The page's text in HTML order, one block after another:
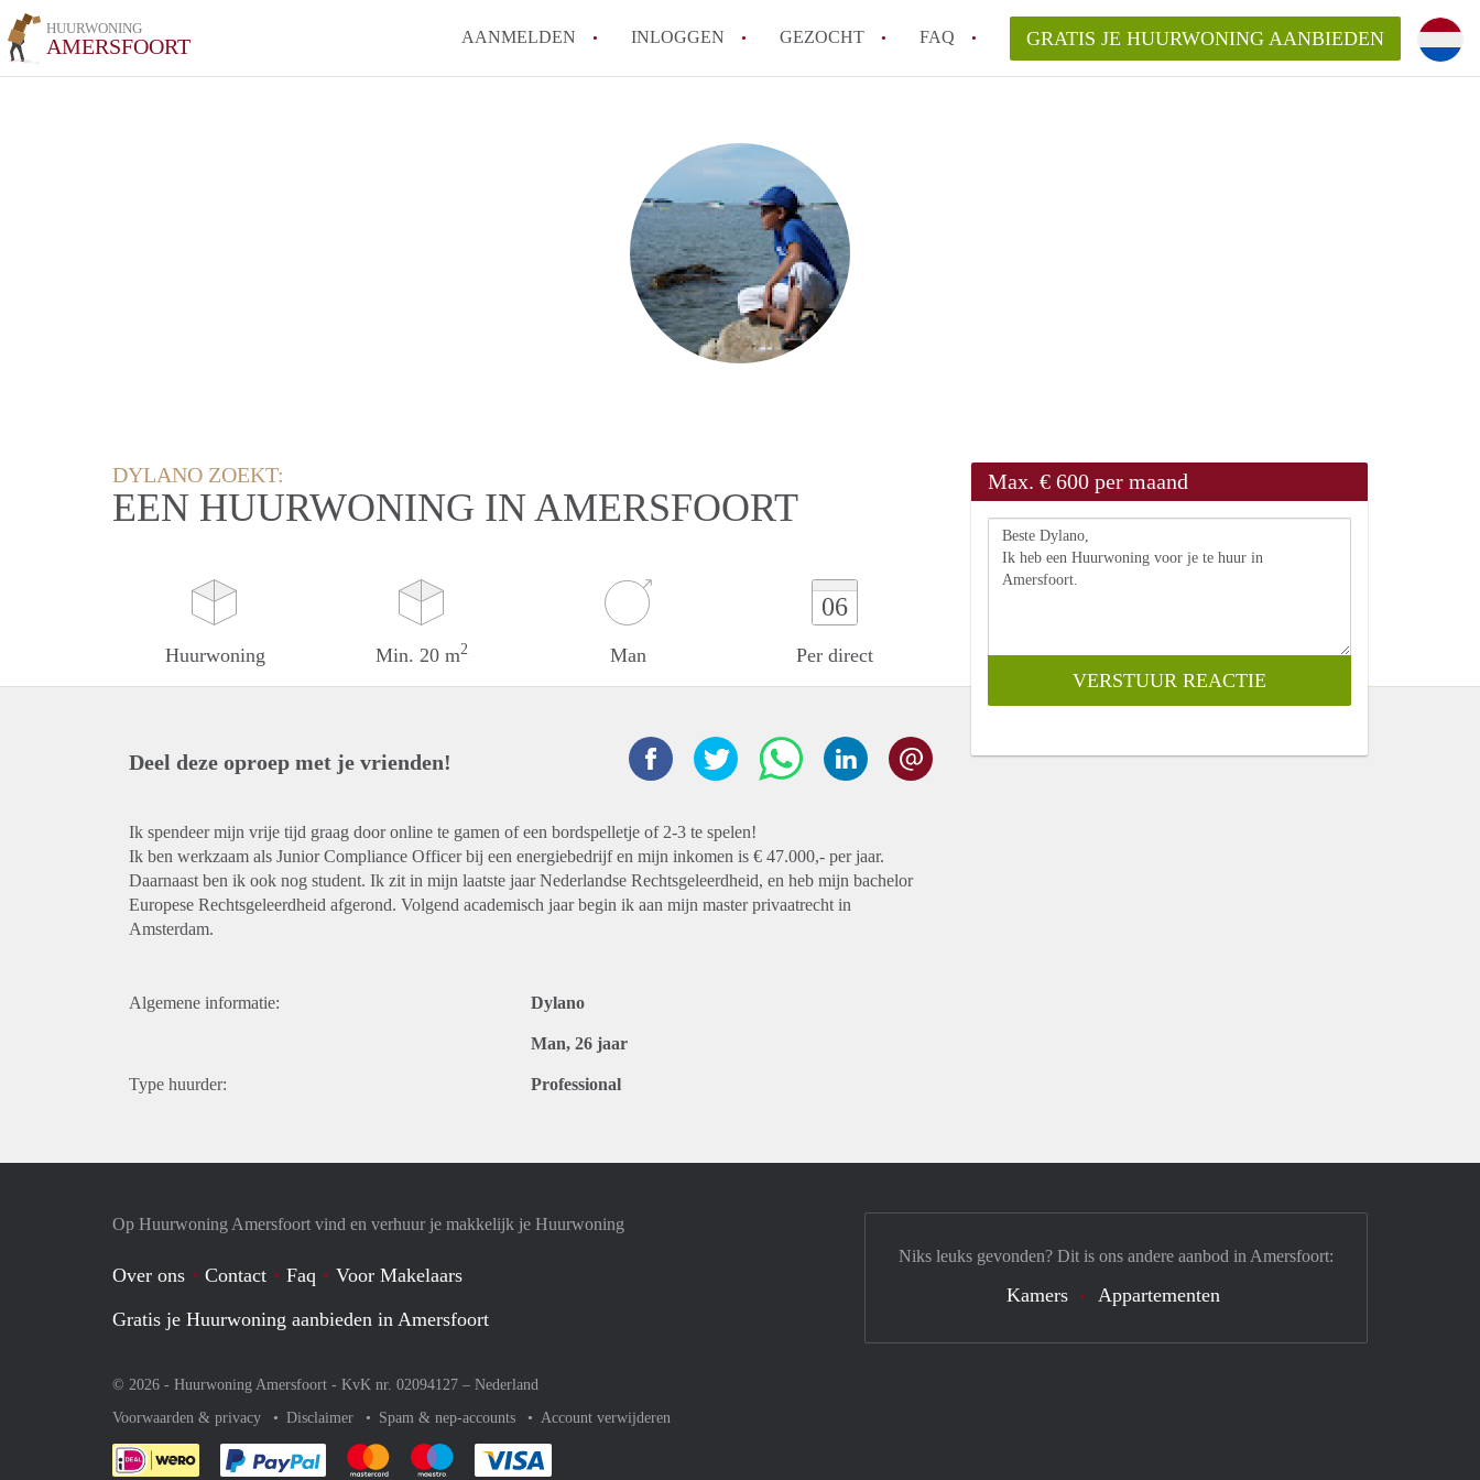
HUURWONING
AMERSFOORT AANMELDEN INLOGGEN GEZOCHT FAQ
How to translate HuurwoningAmersfoort!
Wat is HuurwoningAmersfoort?
Hoeveel kost het om te reageren op een Huurwoning in Amersfoort?
Wat is de privacyverklaring van HuurwoningAmersfoort?
Berekent HuurwoningAmersfoort
makelaarsvergoeding/bemiddelingsvergoeding?
Alle veelgestelde vragen
GRATIS JE HUURWONING AANBIEDEN
DYLANO ZOEKT:
EEN HUURWONING IN AMERSFOORT
Huurwoning Min. 20 m2 Man
06
Per direct
Max. € 600 per maand
Deel deze oproep met je vrienden!
Ik spendeer mijn vrije tijd graag door online te gamen of een bordspelletje of 2-3 te spelen!
Ik ben werkzaam als Junior Compliance Officer bij een energiebedrijf en mijn inkomen is € 47.000,- per jaar.
Daarnaast ben ik ook nog student. Ik zit in mijn laatste jaar Nederlandse Rechtsgeleerdheid, en heb mijn bachelor
Europese Rechtsgeleerdheid afgerond. Volgend academisch jaar begin ik aan mijn master privaatrecht in
Amsterdam.
Algemene informatie: Dylano
Man, 26 jaar
Type huurder: Professional
Op Huurwoning Amersfoort vind en verhuur je makkelijk je Huurwoning
Over ons Contact Faq
Voor Makelaars
Gratis je Huurwoning aanbieden in Amersfoort
© 2026 - Huurwoning Amersfoort - KvK nr. 02094127 – Nederland
Voorwaarden & privacy
Disclaimer Spam & nep-accounts Account verwijderen
Je rekent gemakkelijk af met Paypal
Je rekent gemakkelijk af met Mastercard
Je rekent gemakkelijk af met Meastro
Niks leuks gevonden? Dit is ons andere aanbod in Amersfoort:
Kamers Appartementen